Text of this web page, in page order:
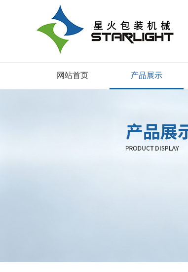
网站首页 产品展示